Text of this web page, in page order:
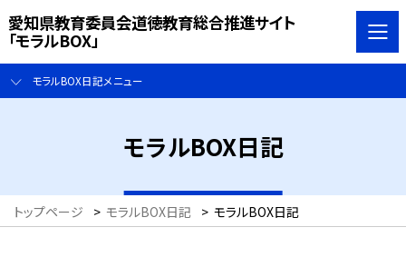
愛知県教育委員会道徳教育総合推進サイト
「モラルBOX」
モラルBOX日記メニュー
モラルBOX日記
トップページ > モラルBOX日記 > モラルBOX日記